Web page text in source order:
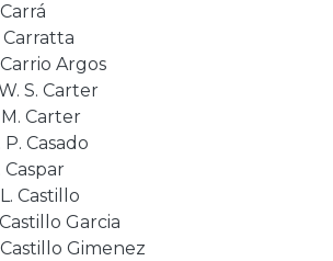
Carratta
Carrio Argos
S. Carter
M. Carter
P. Casado
Caspar
Castillo
Garcia
Castillo Gimenez